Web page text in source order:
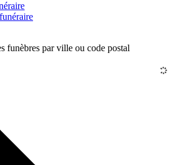
funèbres par ville ou code postal